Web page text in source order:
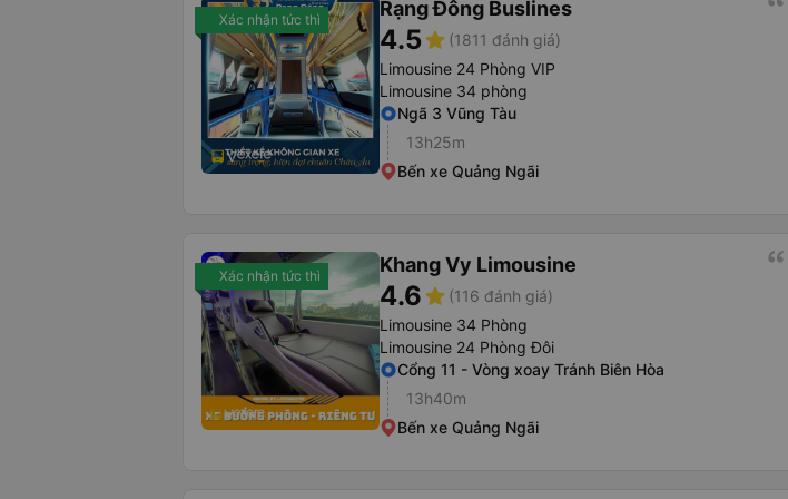
Xác nhận tức thì Rạng Đông Buslines
4.5star (1811 đánh giá)
Limousine 24 Phòng VIP
Limousine 34 phòng
Ngã 3 Vũng Tàu
13h25m
Bến xe Quảng Ngãi
Xác nhận tức thì Khang Vy Limousine
4.6star (116 đánh giá)
Limousine 34 Phòng
Limousine 24 Phòng Đôi
Cổng 11 - Vòng xoay Tránh Biên Hòa
13h40m
Bến xe Quảng Ngãi